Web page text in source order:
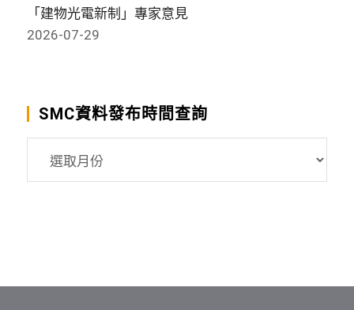
「建物光電新制」專家意見
2026-07-29
SMC資料發布時間查詢